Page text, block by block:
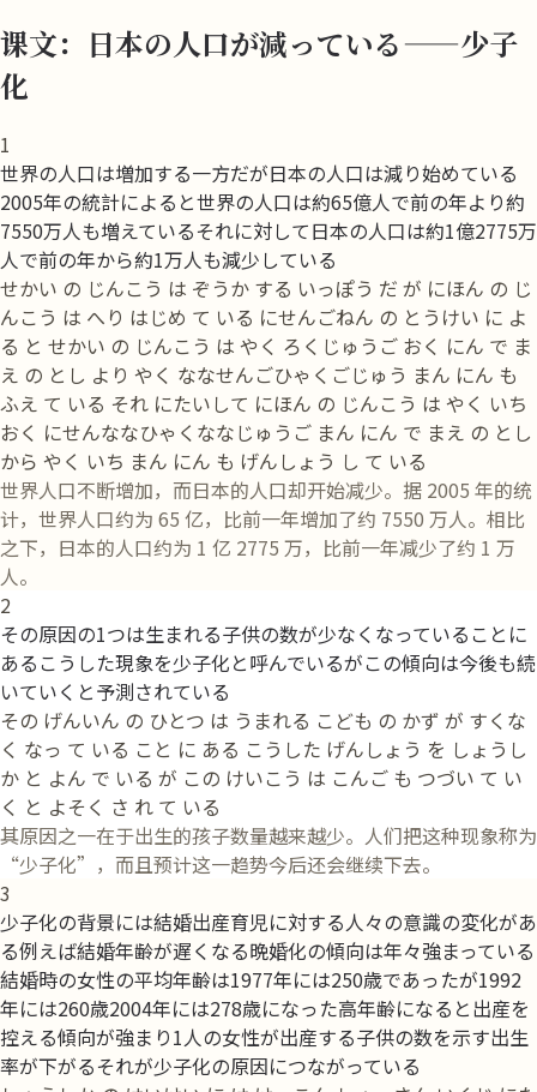
课文：日本の人口が減っている——少子
化
1
世界の人口は増加する一方だが日本の人口は減り始めている
2005年の統計によると世界の人口は約65億人で前の年より約
7550万人も増えているそれに対して日本の人口は約1億2775万
人で前の年から約1万人も減少している
せかい の じんこう は ぞうか する いっぽう だ が にほん の じ
んこう は へり はじめ て いる にせんごねん の とうけい に よ
る と せかい の じんこう は やく ろくじゅうご おく にん で ま
え の とし より やく ななせんごひゃくごじゅう まん にん も
ふえ て いる それ にたいして にほん の じんこう は やく いち
おく にせんななひゃくななじゅうご まん にん で まえ の とし
から やく いち まん にん も げんしょう し て いる
世界人口不断增加，而日本的人口却开始减少。据 2005 年的统
计，世界人口约为 65 亿，比前一年增加了约 7550 万人。相比
之下，日本的人口约为 1 亿 2775 万，比前一年减少了约 1 万
人。
2
その原因の1つは生まれる子供の数が少なくなっていることに
あるこうした現象を少子化と呼んでいるがこの傾向は今後も続
いていくと予測されている
その げんいん の ひとつ は うまれる こども の かず が すくな
く なっ て いる こと に ある こうした げんしょう を しょうし
か と よん で いる が この けいこう は こんご も つづい て い
く と よそく さ れ て いる
其原因之一在于出生的孩子数量越来越少。人们把这种现象称为
“少子化”，而且预计这一趋势今后还会继续下去。
3
少子化の背景には結婚出産育児に対する人々の意識の変化があ
る例えば結婚年齢が遅くなる晩婚化の傾向は年々強まっている
結婚時の女性の平均年齢は1977年には250歳であったが1992
年には260歳2004年には278歳になった高年齢になると出産を
控える傾向が強まり1人の女性が出産する子供の数を示す出生
率が下がるそれが少子化の原因につながっている